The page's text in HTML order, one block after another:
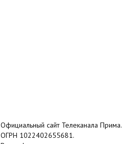
Официальный сайт Телеканала Прима.
ОГРН 1022402655681.